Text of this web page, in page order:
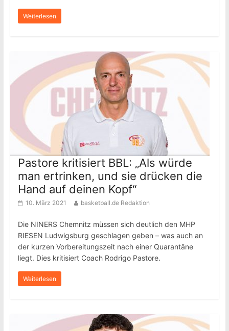
Weiterlesen
Pastore kritisiert BBL: „Als würde
man ertrinken, und sie drücken die
Hand auf deinen Kopf“
10. März 2021 basketball.de Redaktion
Die NINERS Chemnitz müssen sich deutlich den MHP
RIESEN Ludwigsburg geschlagen geben – was auch an
der kurzen Vorbereitungszeit nach einer Quarantäne
liegt. Dies kritisiert Coach Rodrigo Pastore.
Weiterlesen